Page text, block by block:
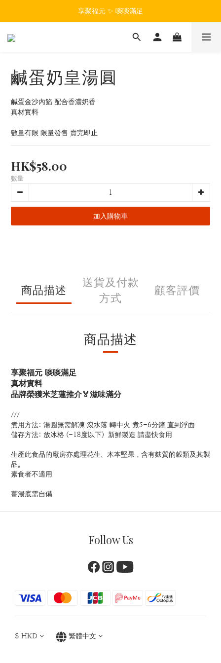
享聚福元 ✨ 啖啖滿足
鹹蛋奶皇湯圓
鹹蛋金沙內餡 配合香濃奶香
真材實料
數量有限 限量發售 賣完即止
HK$58.00
數量
加入購物車
商品描述
送貨及付款
方式
顧客評價
商品描述
享聚福元 啖啖滿足
真材實料
品牌榮獲米芝蓮推介🏅滋味滿分
///
煮用方法: 湯圓無需解凍 滾水落 轉中火 煮5-6分鐘 直到浮面
儲存方法: 放冰格 (-18度以下) 新鮮製造 請盡快食用
生產此食品的廠房亦處理花生、木本堅果，含有麩質的穀類及其製
品。
素食者不適用
薑湯底需自備
Follow Us
$ HKD 繁體中文